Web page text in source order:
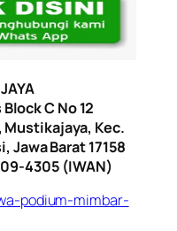
C No 12
Mustikajaya, Kec.
Jawa Barat 17158
4305 (IWAN)
podium-mimbar-